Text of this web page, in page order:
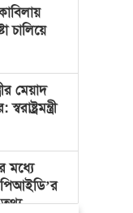
চালিয়ে
মেয়াদ
মধ্যে